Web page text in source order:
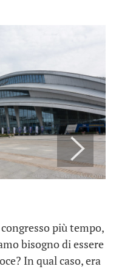
più tempo,
bisogno di essere
In qual caso, era